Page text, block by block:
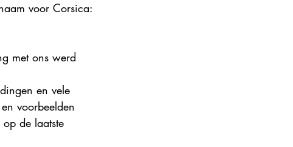
France 2024
voor Corsica:
met ons werd
en vele
voorbeelden
de laatste